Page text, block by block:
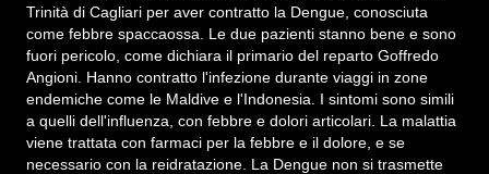
Trinità di Cagliari per aver contratto la Dengue, conosciuta
come febbre spaccaossa. Le due pazienti stanno bene e sono
fuori pericolo, come dichiara il primario del reparto Goffredo
Angioni. Hanno contratto l'infezione durante viaggi in zone
endemiche come le Maldive e l'Indonesia. I sintomi sono simili
a quelli dell'influenza, con febbre e dolori articolari. La malattia
viene trattata con farmaci per la febbre e il dolore, e se
necessario con la reidratazione. La Dengue non si trasmette